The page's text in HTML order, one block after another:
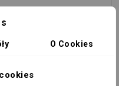
o designie
maszynowo
O Cookies